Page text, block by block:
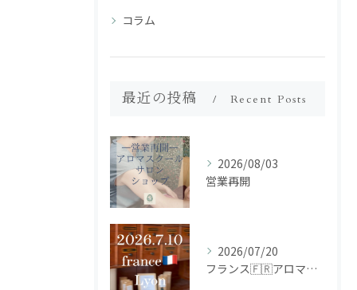
コラム
最近の投稿 Recent Posts
2026/08/03
営業再開
2026/07/20
フランス🇫🇷アロマ研修ツアー𝗱𝗮𝘆𝟮